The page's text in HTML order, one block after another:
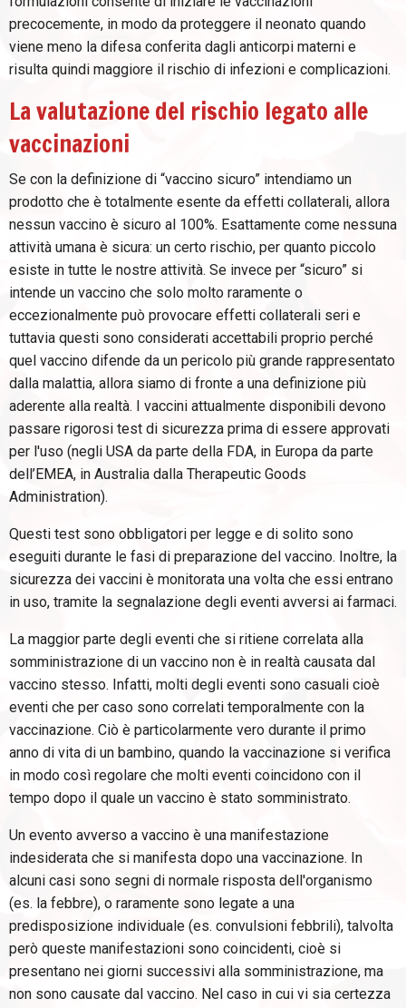
precocemente, in modo da proteggere il neonato quando
viene meno la difesa conferita dagli anticorpi materni e
risulta quindi maggiore il rischio di infezioni e complicazioni.
La valutazione del rischio legato alle
vaccinazioni
Se con la definizione di “vaccino sicuro” intendiamo un
prodotto che è totalmente esente da effetti collaterali, allora
nessun vaccino è sicuro al 100%. Esattamente come nessuna
attività umana è sicura: un certo rischio, per quanto piccolo
esiste in tutte le nostre attività. Se invece per “sicuro” si
intende un vaccino che solo molto raramente o
eccezionalmente può provocare effetti collaterali seri e
tuttavia questi sono considerati accettabili proprio perché
quel vaccino difende da un pericolo più grande rappresentato
dalla malattia, allora siamo di fronte a una definizione più
aderente alla realtà. I vaccini attualmente disponibili devono
passare rigorosi test di sicurezza prima di essere approvati
per l'uso (negli USA da parte della FDA, in Europa da parte
dell’EMEA, in Australia dalla Therapeutic Goods
Administration).
Questi test sono obbligatori per legge e di solito sono
eseguiti durante le fasi di preparazione del vaccino. Inoltre, la
sicurezza dei vaccini è monitorata una volta che essi entrano
in uso, tramite la segnalazione degli eventi avversi ai farmaci.
La maggior parte degli eventi che si ritiene correlata alla
somministrazione di un vaccino non è in realtà causata dal
vaccino stesso. Infatti, molti degli eventi sono casuali cioè
eventi che per caso sono correlati temporalmente con la
vaccinazione. Ciò è particolarmente vero durante il primo
anno di vita di un bambino, quando la vaccinazione si verifica
in modo così regolare che molti eventi coincidono con il
tempo dopo il quale un vaccino è stato somministrato.
Un evento avverso a vaccino è una manifestazione
indesiderata che si manifesta dopo una vaccinazione. In
alcuni casi sono segni di normale risposta dell'organismo
(es. la febbre), o raramente sono legate a una
predisposizione individuale (es. convulsioni febbrili), talvolta
però queste manifestazioni sono coincidenti, cioè si
presentano nei giorni successivi alla somministrazione, ma
non sono causate dal vaccino. Nel caso in cui vi sia certezza